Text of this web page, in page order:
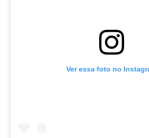
Ver essa foto no